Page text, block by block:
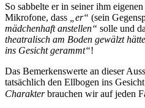
So sabbelte er in seiner ihm eigenen
Mikrofone, dass
„er“ (sein
mädchenhaft anstellen“ solle und
theatralisch am Boden gewälzt
ins Gesicht gerammt“!
Das Bemerkenswerte an dieser
tatsächlich den Ellbogen ins
Charakterbrauchen wir auf jeden